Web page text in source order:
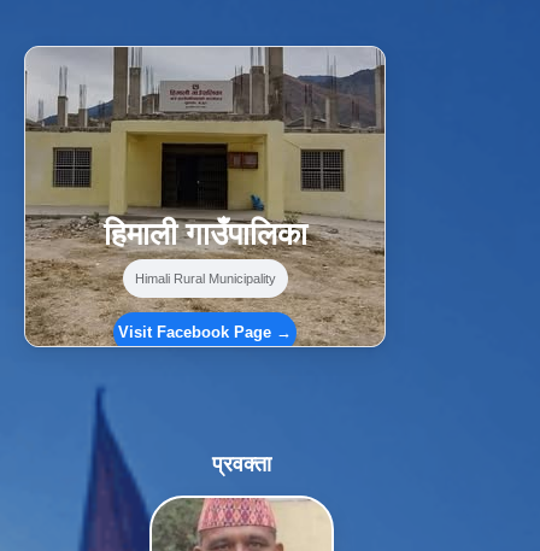
f Facebook ⋯
हिमाली गाउँपालिका
Himali Rural Municipality
Visit Facebook Page →
प्रवक्ता